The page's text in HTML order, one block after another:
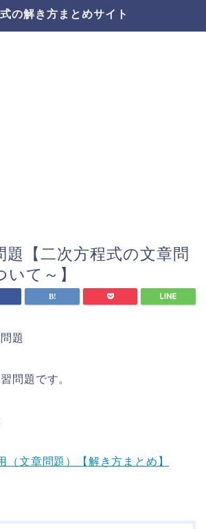
の解き方まとめサイト
題【二次方程式の文章問
て～】
題
問題です。
（文章問題）【解き方まとめ】